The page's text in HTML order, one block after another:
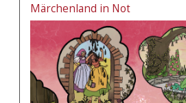
Märchenland in Not